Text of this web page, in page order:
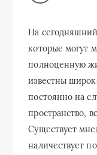
На
которые могут
полноценную
известны
постоянно на
пространство,
Существует
наличествует